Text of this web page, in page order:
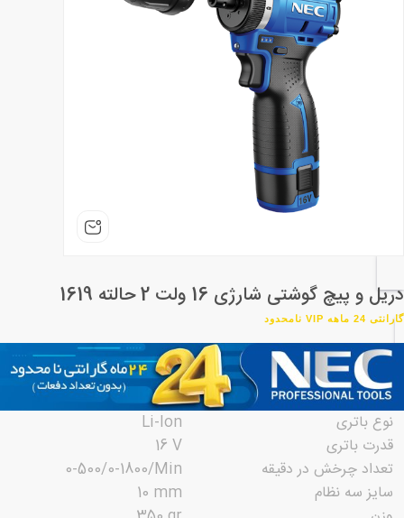
دریل و پیچ گوشتی شارژی 16 ولت 2 حالته 1619
گارانتی 24 ماهه VIP نامحدود
نوع باتری
Li-Ion
قدرت باتری
16 V
تعداد چرخش در دقیقه
0-500/0-1800/Min
سایز سه نظام
10 mm